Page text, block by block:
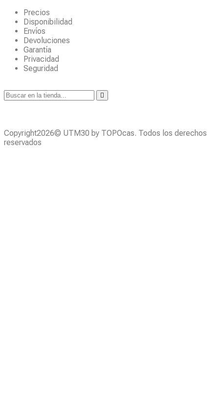
Precios
Disponibilidad
Envíos
Devoluciones
Garantía
Privacidad
Seguridad
Copyright2026© UTM30 by TOPOcas. Todos los derechos
reservados